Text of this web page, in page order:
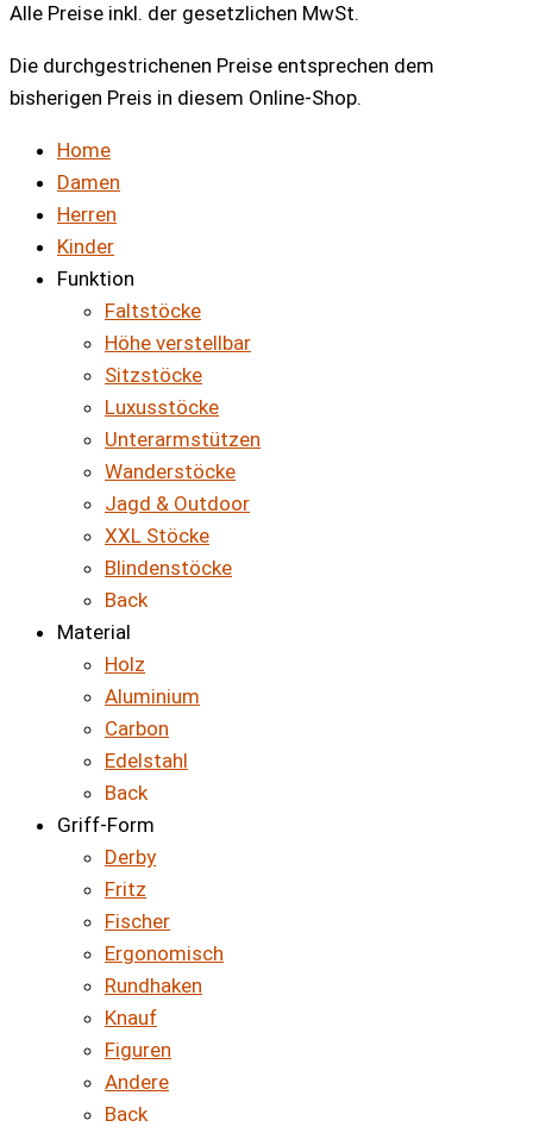
Alle Preise inkl. der gesetzlichen MwSt.
Die durchgestrichenen Preise entsprechen dem
bisherigen Preis in diesem Online-Shop.
Home
Damen
Herren
Kinder
Funktion
Faltstöcke
Höhe verstellbar
Sitzstöcke
Luxusstöcke
Unterarmstützen
Wanderstöcke
Jagd & Outdoor
XXL Stöcke
Blindenstöcke
Back
Material
Holz
Aluminium
Carbon
Edelstahl
Back
Griff-Form
Derby
Fritz
Fischer
Ergonomisch
Rundhaken
Knauf
Figuren
Andere
Back